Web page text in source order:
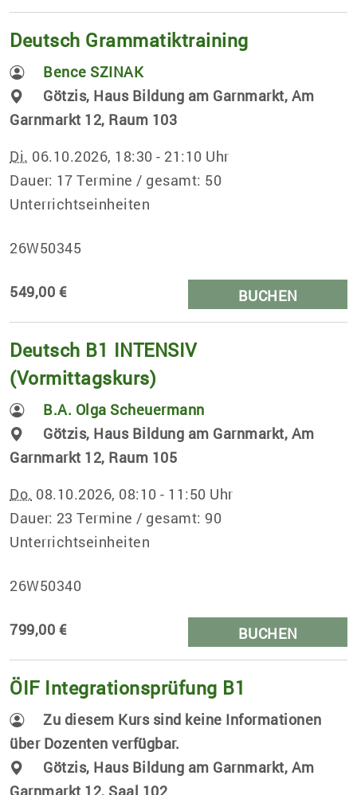
Deutsch Grammatiktraining
Bence SZINAK
Götzis, Haus Bildung am Garnmarkt, Am
Garnmarkt 12, Raum 103
Di. 06.10.2026, 18:30 - 21:10 Uhr
Dauer: 17 Termine / gesamt: 50
Unterrichtseinheiten
26W50345
549,00 € BUCHEN
Deutsch B1 INTENSIV
(Vormittagskurs)
B.A. Olga Scheuermann
Götzis, Haus Bildung am Garnmarkt, Am
Garnmarkt 12, Raum 105
Do. 08.10.2026, 08:10 - 11:50 Uhr
Dauer: 23 Termine / gesamt: 90
Unterrichtseinheiten
26W50340
799,00 € BUCHEN
ÖIF Integrationsprüfung B1
Zu diesem Kurs sind keine Informationen
über Dozenten verfügbar.
Götzis, Haus Bildung am Garnmarkt, Am